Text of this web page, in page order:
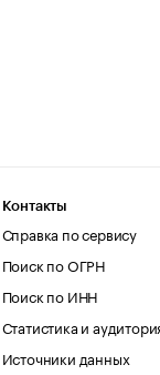
Контакты
Справка по сервису
Поиск по ОГРН
Поиск по ИНН
Статистика и
Источники данных